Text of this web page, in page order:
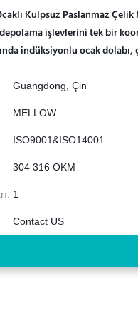
Kulpsuz Paslanmaz
işlevlerini tek bir
indüksiyonlu ocak dolabı,
Guangdong, Çin
MELLOW
ISO9001&ISO14001
304 316 OKM
1
Contact US